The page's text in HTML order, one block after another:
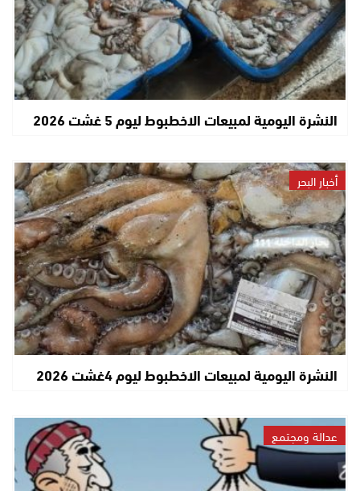
النشرة اليومية لمبيعات الاخطبوط ليوم 5 غشت 2026
أخبار البحر
النشرة اليومية لمبيعات الاخطبوط ليوم 4غشت 2026
عدالة ومجتمع